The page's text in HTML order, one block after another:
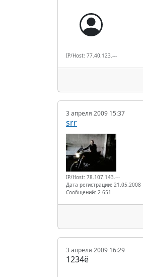
IP/Host: 77.40.123.---
3 апреля 2009 15:37
srr
IP/Host: 78.107.143.---
Дата регистрации: 21.05.2008
Сообщений: 2 651
3 апреля 2009 16:29
1234ё